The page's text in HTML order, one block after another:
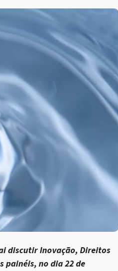
discutir Inovação, Direitos
painéis, no dia 22 de